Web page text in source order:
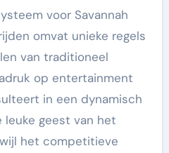
voor Savannah
omvat unieke regels
van traditioneel
op entertainment
in een dynamisch
geest van het
het competitieve